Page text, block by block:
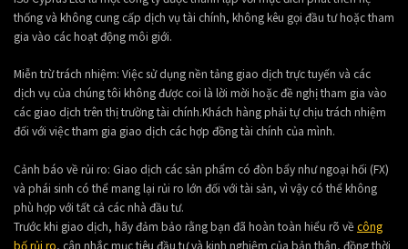
thống và không cung cấp dịch vụ tài chính, không kêu gọi đầu tư hoặc tham
gia vào các hoạt động môi giới.
Miễn trừ trách nhiệm: Việc sử dụng nền tảng giao dịch trực tuyến và các
dịch vụ của chúng tôi không được coi là lời mời hoặc đề nghị tham gia vào
các giao dịch trên thị trường tài chính.Khách hàng phải tự chịu trách nhiệm
đối với việc tham gia giao dịch các hợp đồng tài chính của mình.
Cảnh báo về rủi ro: Giao dịch các sản phẩm có đòn bẩy như ngoại hối (FX)
và phái sinh có thể mang lại rủi ro lớn đối với tài sản, vì vậy có thể không
phù hợp với tất cả các nhà đầu tư.
Trước khi giao dịch, hãy đảm bảo rằng bạn đã hoàn toàn hiểu rõ về công
bố rủi ro, cân nhắc mục tiêu đầu tư và kinh nghiệm của bản thân, đồng thời